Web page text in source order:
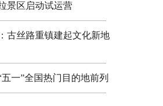
景区启动试运营
古丝路重镇建起文化新地
五一”全国热门目的地前列